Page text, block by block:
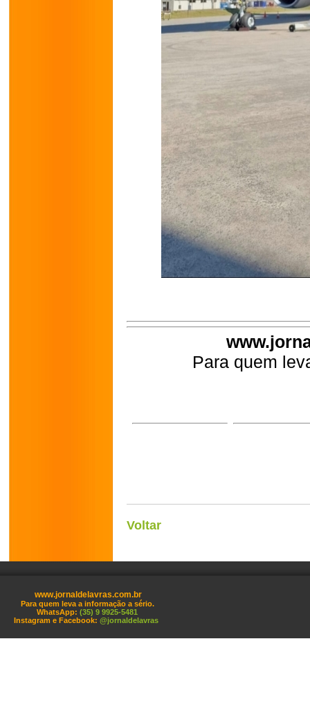
Para quem
Voltar
www.jornaldelavras.com.br
Para quem leva a informação a sério.
WhatsApp: (35) 9 9925-5481
Instagram e Facebook: @jornaldelavras